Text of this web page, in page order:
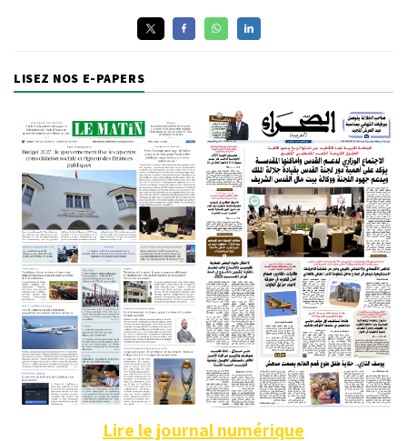
LISEZ NOS E-PAPERS
Lire le journal numérique